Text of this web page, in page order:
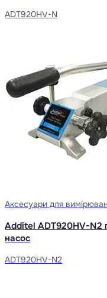
ADT920HV-N
Аксесуари для
Additel ADT920HV-N2
насос
ADT920HV-N2